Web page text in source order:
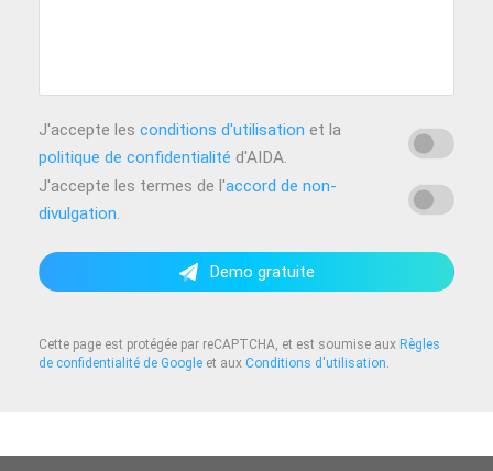
J'accepte les conditions d'utilisation et la
politique de confidentialité d'AIDA.
J'accepte les termes de l'accord de non-
divulgation
Demo gratuite
Cette page est protégée par reCAPTCHA, et est soumise aux Règles
de confidentialité de Google et aux Conditions d'utilisation.